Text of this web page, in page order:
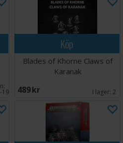
19
Köp
Blades of Khorne Claws of
Karanak
489 SEK I lager: 2